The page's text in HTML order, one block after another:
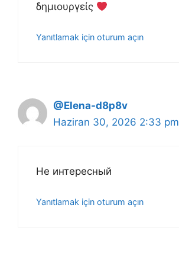
δημιουργείς
Yanıtlamak için oturum açın
@Elena-d8p8v
Haziran 30, 2026 2:33 pm
Не интересный
Yanıtlamak için oturum açın